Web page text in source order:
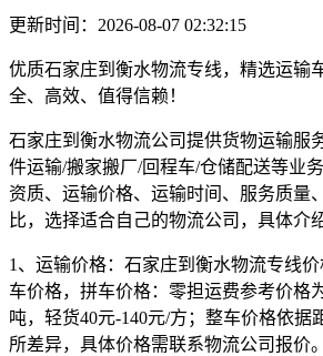
更新时间：2026-08-07 02:32:15
优质石家庄到衡水物流专线，精选运输
全、高效、值得信赖！
石家庄到衡水物流公司提供货物运输服
件运输/搬家搬厂/回程车/仓储配送等业
资质、运输价格、运输时间、服务质量
比，选择适合自己的物流公司，具体介
1、运输价格： 石家庄到衡水物流专线
车价格，拼车价格：零担运费参考价格为
吨，轻货40元-140元/方 ；整车价格依据
所差异，具体价格需联系物流公司报价。